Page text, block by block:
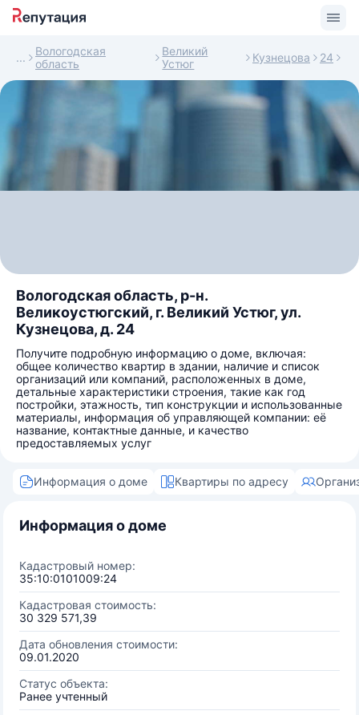
Вологодская
область
Великий
Устюг
Кузнецова 24
Вологодская область, р-н.
Великоустюгский, г. Великий Устюг, ул.
Кузнецова, д. 24
Получите подробную информацию о доме, включая:
общее количество квартир в здании, наличие и список
организаций или компаний, расположенных в доме,
детальные характеристики строения, такие как год
постройки, этажность, тип конструкции и использованные
материалы, информация об управляющей компании: её
название, контактные данные, и качество
предоставляемых услуг
Информация о доме Квартиры по адресу
Информация о доме
Кадастровый номер:
35:10:0101009:24
Кадастровая стоимость:
30 329 571,39
Дата обновления стоимости:
09.01.2020
Статус объекта:
Ранее учтенный